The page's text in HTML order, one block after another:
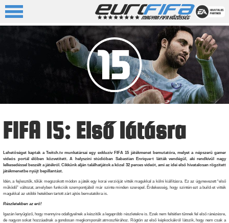
FIFA 15: Első látásra
Lehetőséget kaptak a Twitch.tv munkatársai egy exkluzív FIFA 15 játékmenet bemutatóra, melyet a népszerű gamer
videós portál élőben közvetített. A helyszíni stúdióban Sabastian Enrique-t látták vendégül, aki rendkívül nagy
lelkesedéssel beszélt a játékról. Cikkünk alján találhatjátok a közel 32 perces videót, ami az idei első hivatalosan rögzített
játékmenetbe nyújt bepillantást.
Idén, a fejlesztők, tőlük megszokott módon a játék egy korai verzióját vitték magukkal a kölni kiállításra. Ez az úgynevezett “első
működő” változat, amelyben funkciók szempontjából már szinte minden szerepel. Érdekesség, hogy szintén ezt a build-et vitték
magukkal az utóbbi hetekben tartott zárt ajtós bemutatókra is.
Részletekben az erő!
Igazán lenyűgöző, hogy mennyire odafigyelnek a készítők a legapróbb részletekre is. Ezek nem feltétlen tűnnek fel első ránézésre,
de nagyon sokat hozzáadnak a gondosan megkomponált atmoszférához. Rögtön az első képkockákról látszik, hogy nem csak a